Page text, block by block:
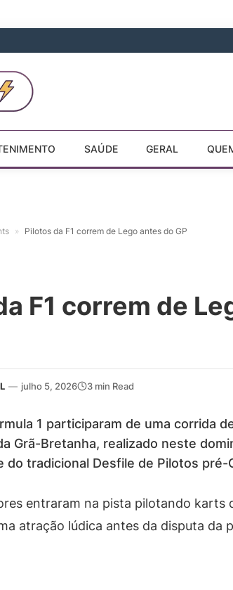
SAÚDE GERAL
» Pilotos da F1 correm de Lego antes do GP
F1 correm de
— julho 5, 2026 3 min Read
1 participaram de uma corrida
Grã-Bretanha, realizado neste
tradicional Desfile de Pilotos pré-
entraram na pista pilotando karts
atração lúdica antes da disputa da